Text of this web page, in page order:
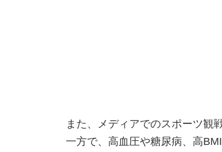
また、メディアでのスポーツ観
一方で、高血圧や糖尿病、高